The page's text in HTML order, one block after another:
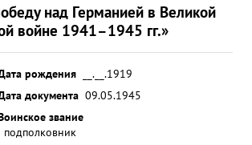
над Германией в Великой
войне 1941–1945 гг.»
рождения
__.__.1919
документа 09.05.1945
звание
подполковник